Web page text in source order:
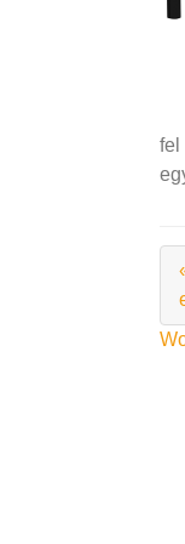
fel